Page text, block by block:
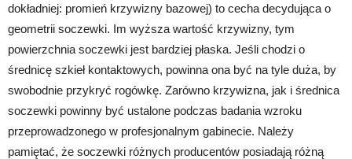
dokładniej: promień krzywizny bazowej) to cecha decydująca o
geometrii soczewki. Im wyższa wartość krzywizny, tym
powierzchnia soczewki jest bardziej płaska. Jeśli chodzi o
średnicę szkieł kontaktowych, powinna ona być na tyle duża, by
swobodnie przykryć rogówkę. Zarówno krzywizna, jak i średnica
soczewki powinny być ustalone podczas badania wzroku
przeprowadzonego w profesjonalnym gabinecie. Należy
pamiętać, że soczewki różnych producentów posiadają różną